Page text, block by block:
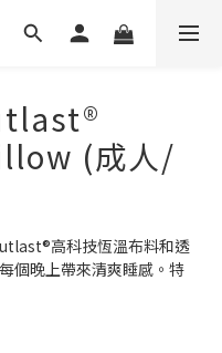
(成人/
高科技恆溫布料和透
個晚上帶來清爽睡感。特